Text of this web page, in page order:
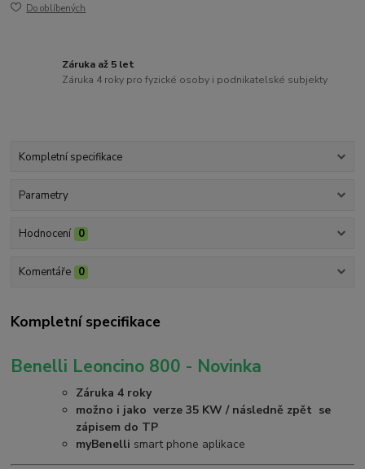
Do oblíbených
Záruka až 5 let
Záruka 4 roky pro fyzické osoby i podnikatelské subjekty
Kompletní specifikace
Parametry
Hodnocení 0
Komentáře 0
Kompletní specifikace
Benelli Leoncino 800 - Novinka
Záruka 4 roky
možno i jako verze 35 KW / následně zpět se
zápisem do TP
myBenelli smart phone aplikace